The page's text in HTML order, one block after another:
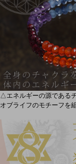
△エネルギーの源である
オブライフのモチーフを